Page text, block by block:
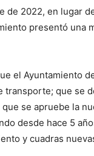
de 2022, en lugar
presentó una
el Ayuntamiento
transporte; que se
se apruebe la
desde hace 5
y cuadras